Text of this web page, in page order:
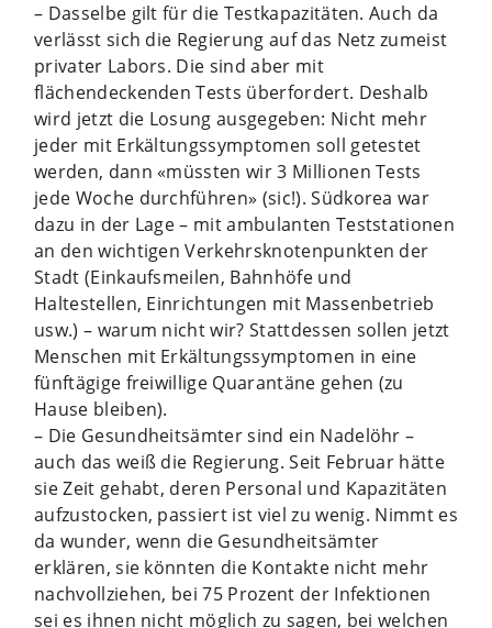
– Dasselbe gilt für die Testkapazitäten. Auch da
verlässt sich die Regierung auf das Netz zumeist
privater Labors. Die sind aber mit
flächendeckenden Tests überfordert. Deshalb
wird jetzt die Losung ausgegeben: Nicht mehr
jeder mit Erkältungssymptomen soll getestet
werden, dann «müssten wir 3 Millionen Tests
jede Woche durchführen» (sic!). Südkorea war
dazu in der Lage – mit ambulanten Teststationen
an den wichtigen Verkehrsknotenpunkten der
Stadt (Einkaufsmeilen, Bahnhöfe und
Haltestellen, Einrichtungen mit Massenbetrieb
usw.) – warum nicht wir? Stattdessen sollen jetzt
Menschen mit Erkältungssymptomen in eine
fünftägige freiwillige Quarantäne gehen (zu
Hause bleiben).
– Die Gesundheitsämter sind ein Nadelöhr –
auch das weiß die Regierung. Seit Februar hätte
sie Zeit gehabt, deren Personal und Kapazitäten
aufzustocken, passiert ist viel zu wenig. Nimmt es
da wunder, wenn die Gesundheitsämter
erklären, sie könnten die Kontakte nicht mehr
nachvollziehen, bei 75 Prozent der Infektionen
sei es ihnen nicht möglich zu sagen, bei welchen